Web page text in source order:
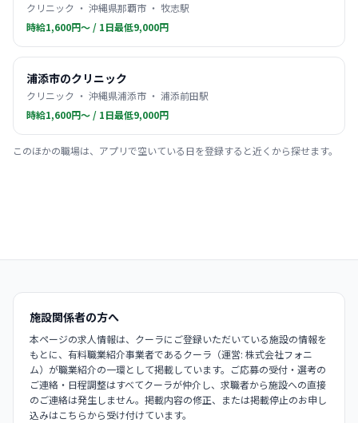
クリニック ・ 沖縄県那覇市 ・ 牧志駅
時給1,600円〜 / 1日最低9,000円
浦添市のクリニック
クリニック ・ 沖縄県浦添市 ・ 浦添前田駅
時給1,600円〜 / 1日最低9,000円
このほかの職場は、アプリで空いている日を登録すると近くから探せます。
施設関係者の方へ
本ページの求人情報は、クーラにご登録いただいている施設の情報を
もとに、有料職業紹介事業者であるクーラ（運営: 株式会社フォニ
ム）が職業紹介の一環として掲載しています。ご応募の受付・選考の
ご連絡・日程調整はすべてクーラが仲介し、求職者から施設への直接
のご連絡は発生しません。掲載内容の修正、または掲載停止のお申し
込みはこちらから受け付けています。